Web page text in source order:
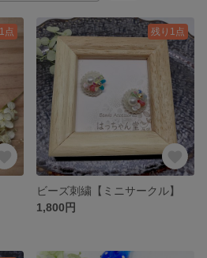
点 残り1点
ビーズ刺繍【ミニサークル】
1,800円